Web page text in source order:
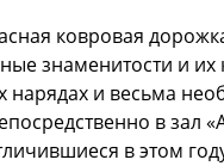
ковровая
знаменитости и
и весьма
в зал
в этом